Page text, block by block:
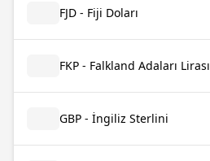
FJD - Fiji Doları
FKP - Falkland Adaları Lirası
GBP - İngiliz Sterlini